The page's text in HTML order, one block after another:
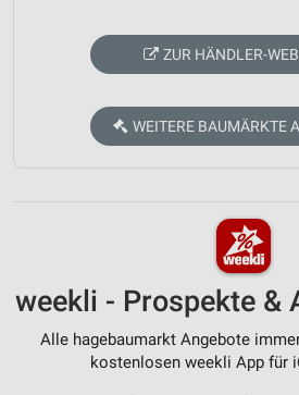
ZUR HÄNDLER-
WEITERE BAUMÄRKTE
weekli - Prospekte &
Alle hagebaumarkt Angebote
kostenlosen weekli App für